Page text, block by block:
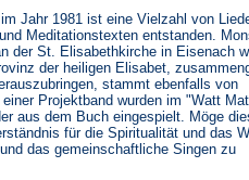
Jahr 1981 ist eine Vielzahl von
Meditationstexten entstanden.
der St. Elisabethkirche in Eisenach
der heiligen Elisabet,
stammt ebenfalls von
Projektband wurden im "Watt
aus dem Buch eingespielt. Möge
für die Spiritualität und das
das gemeinschaftliche Singen zu